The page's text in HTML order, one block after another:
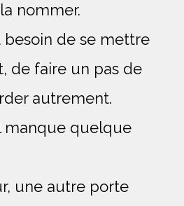
nommer.
besoin de se mettre
de faire un pas de
autrement.
manque quelque
une autre porte